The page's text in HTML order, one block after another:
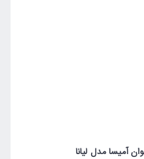
آمیسا مدل لیانا